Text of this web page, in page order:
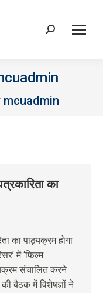
Search:
का
का पाठ्यक्रम होगा
में ‘फिल्म
संचालित करने
बैठक में विशेषज्ञों ने